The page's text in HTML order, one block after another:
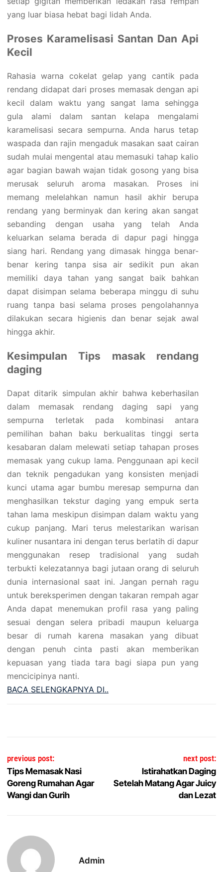
yang luar biasa hebat bagi lidah Anda.
Proses Karamelisasi Santan Dan Api
Kecil
Rahasia warna cokelat gelap yang cantik pada
rendang didapat dari proses memasak dengan api
kecil dalam waktu yang sangat lama sehingga
gula alami dalam santan kelapa mengalami
karamelisasi secara sempurna. Anda harus tetap
waspada dan rajin mengaduk masakan saat cairan
sudah mulai mengental atau memasuki tahap kalio
agar bagian bawah wajan tidak gosong yang bisa
merusak seluruh aroma masakan. Proses ini
memang melelahkan namun hasil akhir berupa
rendang yang berminyak dan kering akan sangat
sebanding dengan usaha yang telah Anda
keluarkan selama berada di dapur pagi hingga
siang hari. Rendang yang dimasak hingga benar-
benar kering tanpa sisa air sedikit pun akan
memiliki daya tahan yang sangat baik bahkan
dapat disimpan selama beberapa minggu di suhu
ruang tanpa basi selama proses pengolahannya
dilakukan secara higienis dan benar sejak awal
hingga akhir.
Kesimpulan Tips masak rendang
daging
Dapat ditarik simpulan akhir bahwa keberhasilan
dalam memasak rendang daging sapi yang
sempurna terletak pada kombinasi antara
pemilihan bahan baku berkualitas tinggi serta
kesabaran dalam melewati setiap tahapan proses
memasak yang cukup lama. Penggunaan api kecil
dan teknik pengadukan yang konsisten menjadi
kunci utama agar bumbu meresap sempurna dan
menghasilkan tekstur daging yang empuk serta
tahan lama meskipun disimpan dalam waktu yang
cukup panjang. Mari terus melestarikan warisan
kuliner nusantara ini dengan terus berlatih di dapur
menggunakan resep tradisional yang sudah
terbukti kelezatannya bagi jutaan orang di seluruh
dunia internasional saat ini. Jangan pernah ragu
untuk bereksperimen dengan takaran rempah agar
Anda dapat menemukan profil rasa yang paling
sesuai dengan selera pribadi maupun keluarga
besar di rumah karena masakan yang dibuat
dengan penuh cinta pasti akan memberikan
kepuasan yang tiada tara bagi siapa pun yang
mencicipinya nanti.
BACA SELENGKAPNYA DI..
Post navigation
previous post:
Tips Memasak Nasi
Goreng Rumahan Agar
Wangi dan Gurih
next post:
Istirahatkan Daging
Setelah Matang Agar Juicy
dan Lezat
Admin